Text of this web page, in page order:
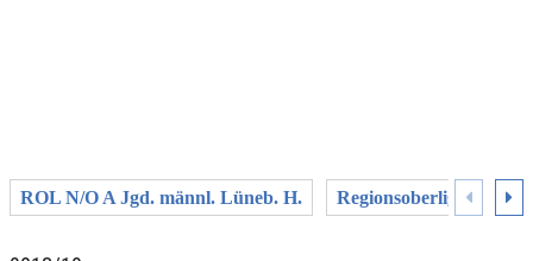
ROL N/O A Jgd. männl. Lüneb. H. Regionsoberliga A